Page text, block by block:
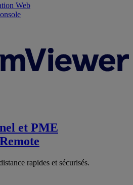
Web
et PME
rapides et sécurisés.